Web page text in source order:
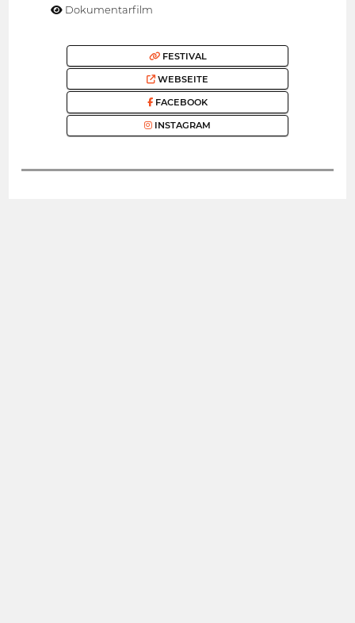
Dokumentarfilm
FESTIVAL
WEBSEITE
FACEBOOK
INSTAGRAM